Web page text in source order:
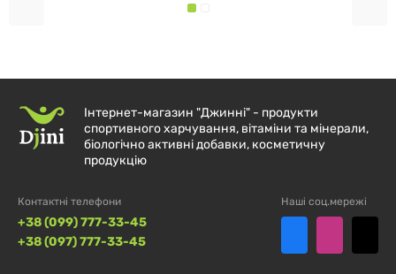
Інтернет-магазин "Джинні" - продукти
спортивного харчування, вітаміни та мінерали,
біологічно активні добавки, косметичну
продукцію
Контактні телефони
+38 (099) 777-33-45
+38 (097) 777-33-45
Наші соц.мережі